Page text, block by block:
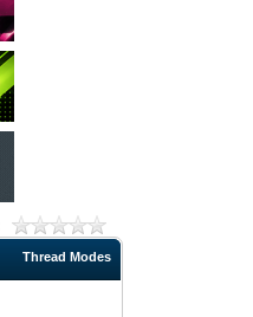
Thread Modes